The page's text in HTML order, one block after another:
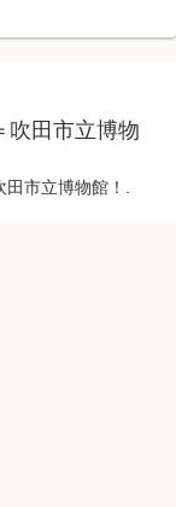
田市立博物
市立博物館！.